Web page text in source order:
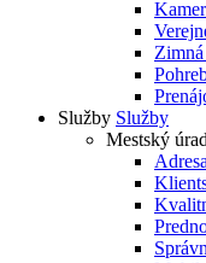
Služby Služby
Mestský